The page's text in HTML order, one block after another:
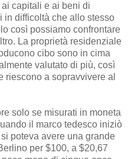
capitali e ai beni di
in difficoltà che allo stesso
così possiamo confrontare
La proprietà residenziale
cibo sono in cima
valutato di più, così
riescono a sopravvivere al
solo se misurati in moneta
il marco tedesco iniziò
poteva avere una grande
per $100, a $20,67